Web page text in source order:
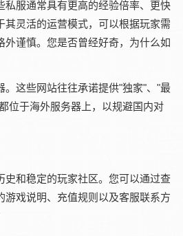
服通常具有更高的经验倍率、更快
灵活的运营模式，可以根据玩家需
谨慎。您是否曾经好奇，为什么如
这些网站往往承诺提供"独家"、"最
位于海外服务器上，以规避国内对
和稳定的玩家社区。您可以通过查
戏说明、充值规则以及客服联系方